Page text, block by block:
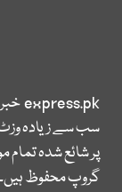
express.pk
سب سے زیادہ
پر شائع شدہ
گروپ محفوظ